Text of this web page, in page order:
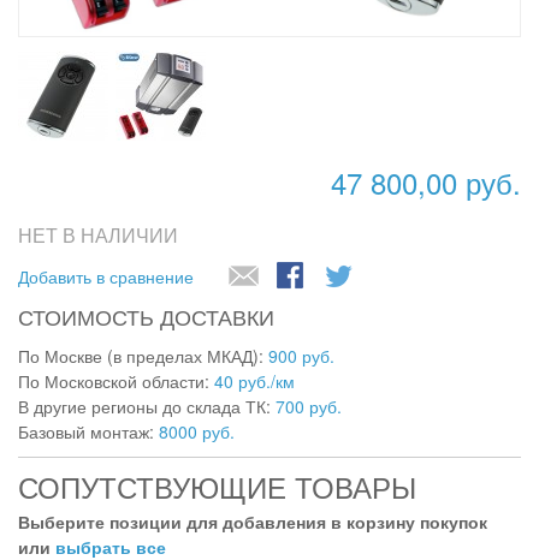
47 800,00 руб.
НЕТ В НАЛИЧИИ
Добавить в сравнение
СТОИМОСТЬ ДОСТАВКИ
По Москве (в пределах МКАД): 900 руб.
По Московской области: 40 руб./км
В другие регионы до склада ТК: 700 руб.
Базовый монтаж: 8000 руб.
СОПУТСТВУЮЩИЕ ТОВАРЫ
Выберите позиции для добавления в корзину покупок
или выбрать все